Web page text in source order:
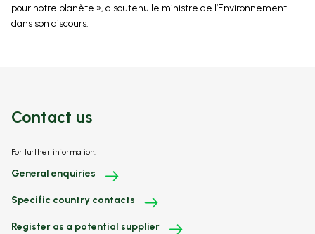
pour notre planète », a soutenu le ministre de l’Environnement
dans son discours.
Contact us
For further information:
General enquiries
Specific country contacts
Register as a potential supplier